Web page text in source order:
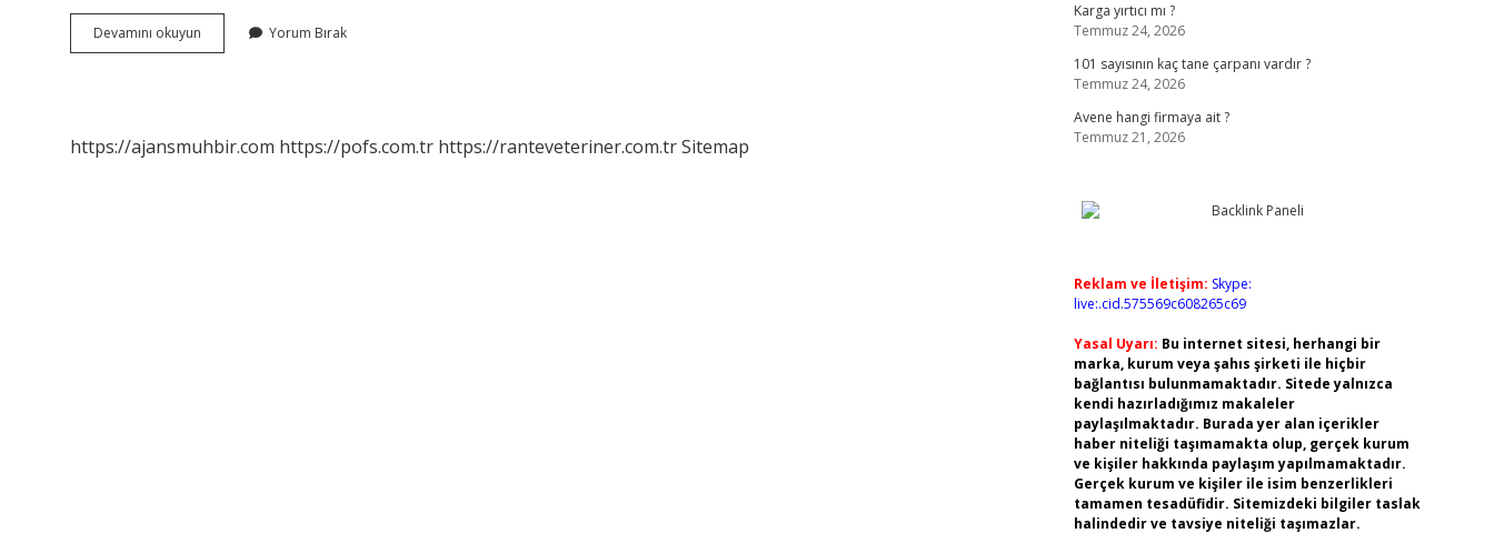
Devamını okuyun Karakulak
Türkiyede
Yorum Bırak
https://ajansmuhbir.com https://pofs.com.tr https://ranteveteriner.com.trSitemap
Karga yırtıcı mı ?
Temmuz 24, 2026
101 sayısının kaç tane çarpanı vardır ?
Temmuz 24, 2026
Avene hangi firmaya ait ?
Temmuz 21, 2026
Reklam ve İletişim: Skype:
live:.cid.575569c608265c69
Yasal Uyarı: Bu internet sitesi, herhangi bir
marka, kurum veya şahıs şirketi ile hiçbir
bağlantısı bulunmamaktadır. Sitede yalnızca
kendi hazırladığımız makaleler
paylaşılmaktadır. Burada yer alan içerikler
haber niteliği taşımamakta olup, gerçek kurum
ve kişiler hakkında paylaşım yapılmamaktadır.
Gerçek kurum ve kişiler ile isim benzerlikleri
tamamen tesadüfidir. Sitemizdeki bilgiler taslak
halindedir ve tavsiye niteliği taşımazlar.